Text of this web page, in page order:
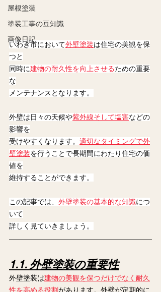
屋根塗装
塗装工事の豆知識
画像日記
いわき市において外壁塗装は住宅の美観を保
つと
同時に建物の耐久性を向上させるための重要
な
メンテナンスとなります。
外壁は日々の天候や紫外線そして塩害などの
影響を
受けやすくなります。 適切なタイミングで外
壁塗装を行うことで長期間にわたり住宅の価
値を
維持することができます。
この記事では、 外壁塗装の基本的な知識につ
いて
詳しく見ていきましょう。
1.1. 外壁塗装の重要性
外壁塗装は建物の美観を保つだけでなく耐久
性を高める役割があります。外壁が定期的に